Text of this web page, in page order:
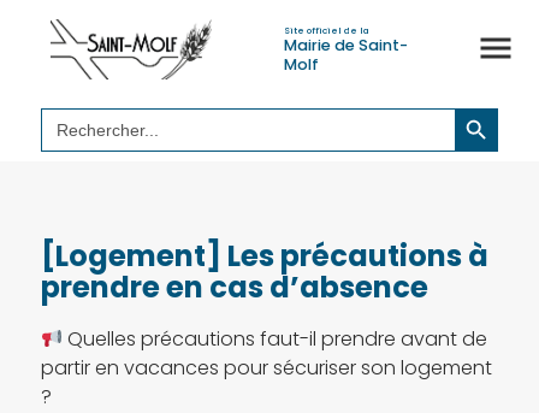
Site officiel de la
Mairie de Saint-
Molf
Search
for:
Search Button
[Logement] Les précautions à
prendre en cas d’absence
Quelles précautions faut-il prendre avant de
partir en vacances pour sécuriser son logement
?